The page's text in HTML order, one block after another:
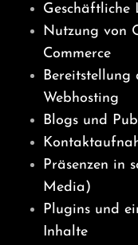
Geschäftliche
Nutzung von
Commerce
Bereitstellung
Webhosting
Blogs und
Präsenzen in
Media)
Plugins und
Inhalte